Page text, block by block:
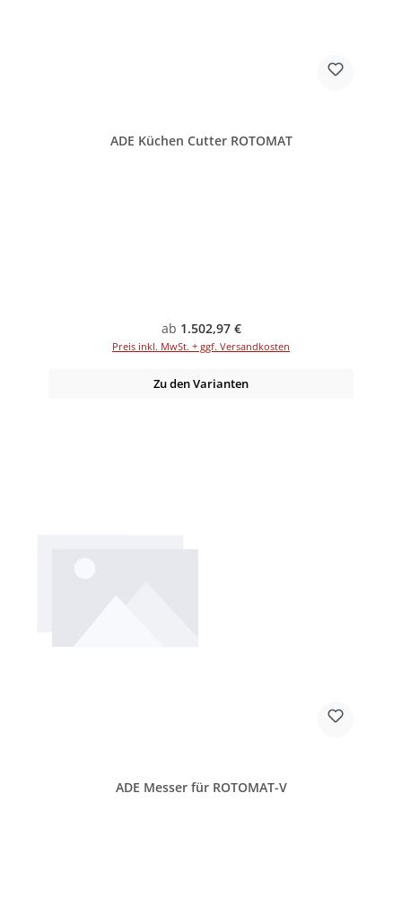
ADE Küchen Cutter ROTOMAT
Regulärer Preis:
ab 1.502,97 €
Preis inkl. MwSt. + ggf. Versandkosten
Zu den Varianten
ADE Messer für ROTOMAT-V